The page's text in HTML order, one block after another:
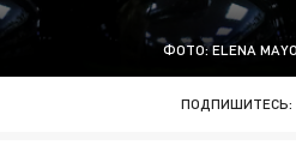
ФОТО: ELENA
ПОДПИШИТЕСЬ: